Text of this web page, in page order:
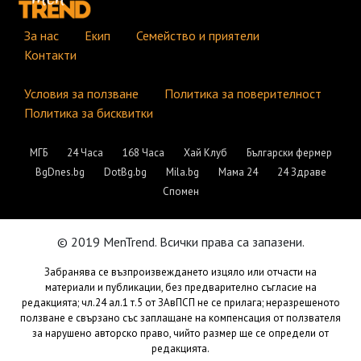
За нас Екип
Семейство и приятели
Контакти
Условия за ползване
Политика за поверителност
Политика за бисквитки
МГБ 24 Часа 168 Часа Хай Клуб
Български фермер
BgDnes.bg
DotBg.bg Mila.bg Мама 24
24 Здраве
Спомен
© 2019 MenTrend. Всички права са запазени.
Забранява се възпроизвеждането изцяло или отчасти на
материали и публикации, без предварително съгласие на
редакцията; чл.24 ал.1 т.5 от ЗАвПСП не се прилага; неразрешеното
ползване е свързано със заплащане на компенсация от ползвателя
за нарушено авторско право, чийто размер ще се определи от
редакцията.